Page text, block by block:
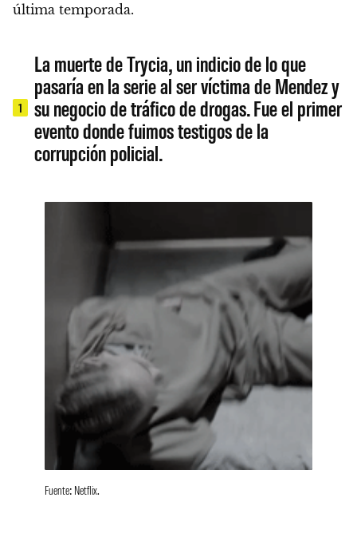
última temporada.
1
La muerte de Trycia, un indicio de lo que
pasaría en la serie al ser víctima de Mendez y
su negocio de tráfico de drogas. Fue el primer
evento donde fuimos testigos de la
corrupción policial.
Fuente: Netflix.